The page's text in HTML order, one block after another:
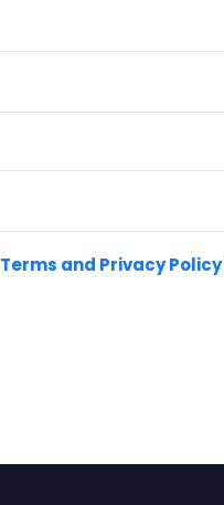
Terms and Privacy Policy